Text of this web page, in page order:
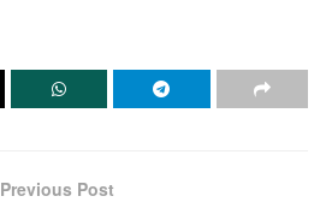
Previous Post